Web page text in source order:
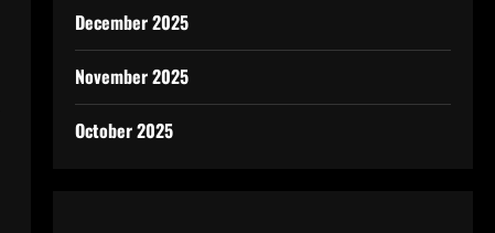
December 2025
November 2025
October 2025